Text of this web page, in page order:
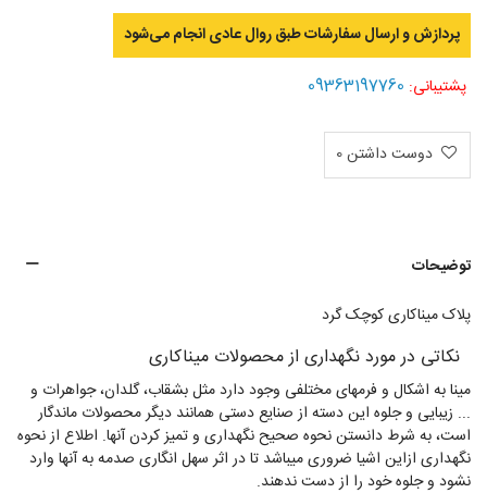
پردازش و ارسال سفارشات طبق روال عادی انجام می‌‌شود
پشتیبانی: 09363197760
دوست داشتن0
توضیحات
پلاک مینا‌کاری کوچک گرد
نکاتی در مورد نگهداری از محصولات میناکاری
مینا به اشکال و فرمهای مختلفی وجود دارد مثل بشقاب، گلدان، جواهرات و
... زیبایی و جلوه این دسته از صنایع دستی همانند دیگر محصولات ماندگار
است، به شرط دانستن نحوه صحیح نگهداری و تمیز کردن آنها. اطلاع از نحوه
نگهداری ازاین اشیا ضروری میباشد تا در اثر سهل انگاری صدمه به آنها وارد
نشود و جلوه خود را از دست ندهند.